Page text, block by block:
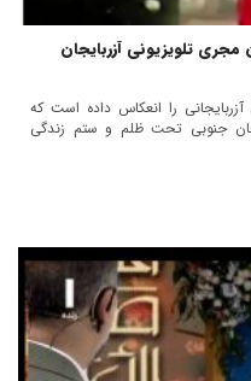
تلویزیونی آزربایجان
را انعکاس داده است که
جنوبی تحت ظلم و ستم زندگی